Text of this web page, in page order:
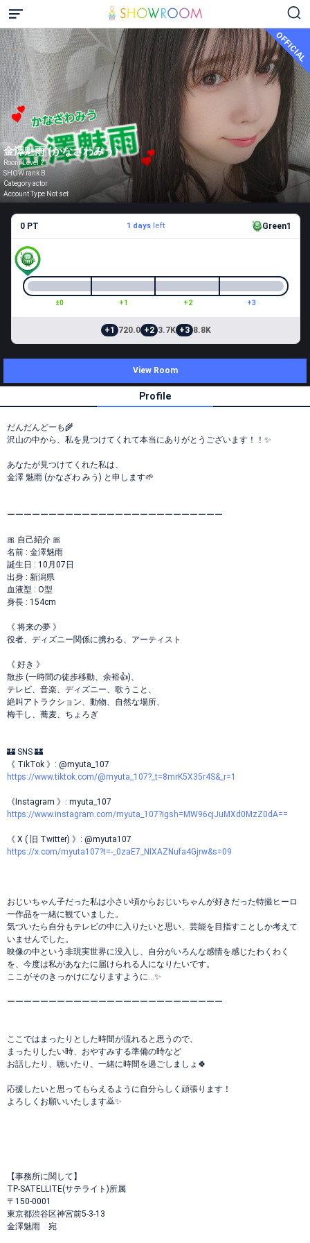
OFFICIAL
金澤魅雨 (かなざわみう)
Room Level 2
SHOW rank B
Category actor
Account Type Not set
0 PT 1 daysleft Green1
±0 +1 +2 +3
+1 720.0 +2 3.7K +3 8.8K
View Room
Profile
だんだんどーも🌾
沢山の中から、私を見つけてくれて本当にありがとうございます！！✨
あなたが見つけてくれた私は、
金澤 魅雨 (かなざわ みう) と申します🌱
ーーーーーーーーーーーーーーーーーーーーーーーーーー
🎀 自己紹介 🎀
名前 : 金澤魅雨
誕生日 : 10月07日
出身 : 新潟県
血液型 : O型
身長 : 154cm
《 将来の夢 》
役者、ディズニー関係に携わる、アーティスト
《 好き 》
散歩 (一時間の徒歩移動、余裕👍️)、
テレビ、音楽、ディズニー、歌うこと、
絶叫アトラクション、動物、自然な場所、
梅干し、蕎麦、ちょろぎ
🏰 SNS 🏰
《 TikTok 》: @myuta_107
https://www.tiktok.com/@myuta_107?_t=8mrK5X35r4S&_r=1
《Instagram 》: myuta_107
https://www.instagram.com/myuta_107?igsh=MW96cjJuMXd0MzZ0dA==
《 X ( 旧 Twitter) 》: @myuta107
https://x.com/myuta107?t=-_0zaE7_NIXAZNufa4Gjrw&s=09
おじいちゃん子だった私は小さい頃からおじいちゃんが好きだった特撮ヒーロ
ー作品を一緒に観ていました。
気づいたら自分もテレビの中に入りたいと思い、芸能を目指すことしか考えて
いませんでした。
映像の中という非現実世界に没入し、自分がいろんな感情を感じたわくわく
を、今度は私があなたに届けられる人になりたいです。
ここがそのきっかけになりますように…✨
ーーーーーーーーーーーーーーーーーーーーーーーーーー
ここではまったりとした時間が流れると思うので、
まったりしたい時、おやすみする準備の時など
お話したり、聴いたり、一緒に時間を過ごしましょ🍀
応援したいと思ってもらえるように自分らしく頑張ります！
よろしくお願いいたします🙇✨
【事務所に関して】
TP-SATELLITE(サテライト)所属
〒150-0001
東京都渋谷区神宮前5-3-13
金澤魅雨 宛